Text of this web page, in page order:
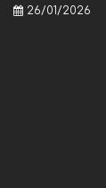
26/01/2026